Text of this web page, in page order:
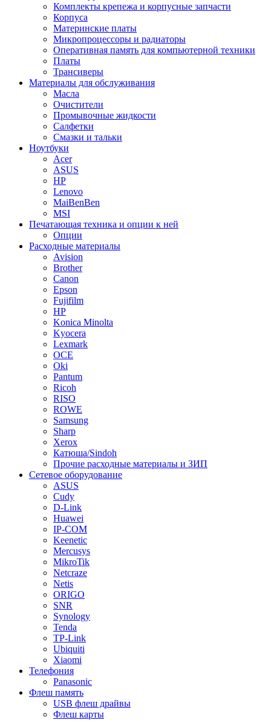
Комплекты крепежа и корпусные запчасти
Корпуса
Материнские платы
Микропроцессоры и радиаторы
Оперативная память для компьютерной техники
Платы
Трансиверы
Материалы для обслуживания
Масла
Очистители
Промывочные жидкости
Салфетки
Смазки и тальки
Ноутбуки
Acer
ASUS
HP
Lenovo
MaiBenBen
MSI
Печатающая техника и опции к ней
Опции
Расходные материалы
Avision
Brother
Canon
Epson
Fujifilm
HP
Konica Minolta
Kyocera
Lexmark
OCE
Oki
Pantum
Ricoh
RISO
ROWE
Samsung
Sharp
Xerox
Катюша/Sindoh
Прочие расходные материалы и ЗИП
Сетевое оборудование
ASUS
Cudy
D-Link
Huawei
IP-COM
Keenetic
Mercusys
MikroTik
Netcraze
Netis
ORIGO
SNR
Synology
Tenda
TP-Link
Ubiquiti
Xiaomi
Телефония
Panasonic
Флеш память
USB флеш драйвы
Флеш карты